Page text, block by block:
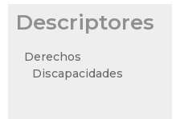
Descriptores
Derechos
Discapacidades